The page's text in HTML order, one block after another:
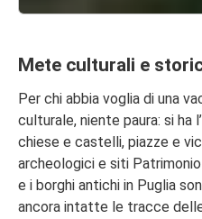
Mete culturali e
Per chi abbia voglia di una
culturale, niente paura: si ha
chiese e castelli, piazze e
archeologici e siti
e i borghi antichi in Puglia
ancora intatte le tracce